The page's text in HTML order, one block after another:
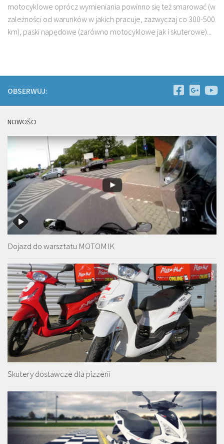
motocyklowe oprócz wymieniania powinno się też smarować (w
zależności od warunków w jakich pracuje, zazwyczaj co 300-500
km), paski napędowe (zarówno motocyklowe jak i skuterowe)...
OBSERWUJ:
NOWOŚCI
Dojazd do warsztatu MOTOMIK
Skutery dostawcze dla pizzerii